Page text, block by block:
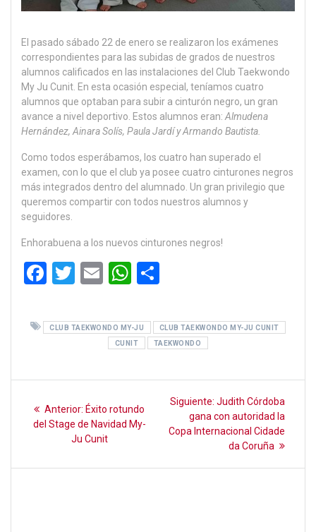
El pasado sábado 22 de enero se realizaron los exámenes
correspondientes para las subidas de grados de nuestros
alumnos calificados en las instalaciones del Club Taekwondo
My Ju Cunit. En esta ocasión especial, teníamos cuatro
alumnos que optaban para subir a cinturón negro, un gran
avance a nivel deportivo. Estos alumnos eran:Almudena
Hernández, Ainara Solís, Paula Jardí y Armando Bautista.
Como todos esperábamos, los cuatro han superado el
examen, con lo que el club ya posee cuatro cinturones negros
más integrados dentro del alumnado. Un gran privilegio que
queremos compartir con todos nuestros alumnos y
seguidores.
Enhorabuena a los nuevos cinturones negros!
F
ce
b
o
k
T
tt
er
E
ail
W
at
s
p
p
m
p
tir
CLUB TAEKWONDO MY-JU
CLUB TAEKWONDO MY-JU CUNIT
CUNIT
TAEKWONDO
de
Anterior: Entrada
anterior:
Éxito rotundo
del Stage de Navidad My-
Ju Cunit
Siguiente: Siguiente
entrada:
Judith Córdoba
gana con autoridad la
Copa Internacional Cidade
da Coruña